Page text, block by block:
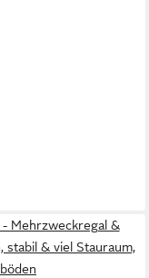
Mehrzweckregal &
stabil & viel Stauraum,